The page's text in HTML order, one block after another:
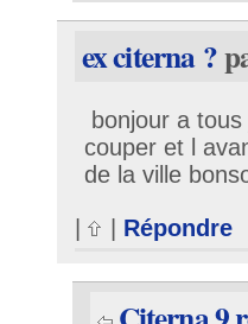
ex citerna ?
bonjour a
couper et l
de la ville
Répondre